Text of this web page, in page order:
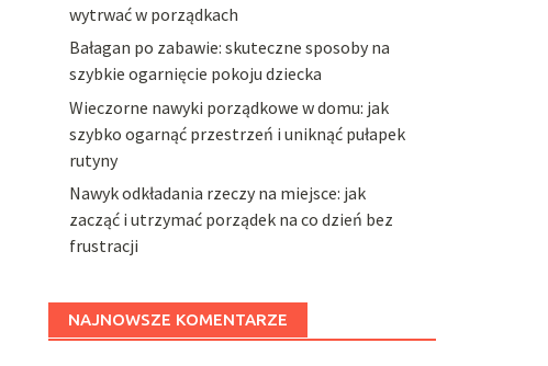
wytrwać w porządkach
Bałagan po zabawie: skuteczne sposoby na
szybkie ogarnięcie pokoju dziecka
Wieczorne nawyki porządkowe w domu: jak
szybko ogarnąć przestrzeń i uniknąć pułapek
rutyny
Nawyk odkładania rzeczy na miejsce: jak
zacząć i utrzymać porządek na co dzień bez
frustracji
NAJNOWSZE KOMENTARZE